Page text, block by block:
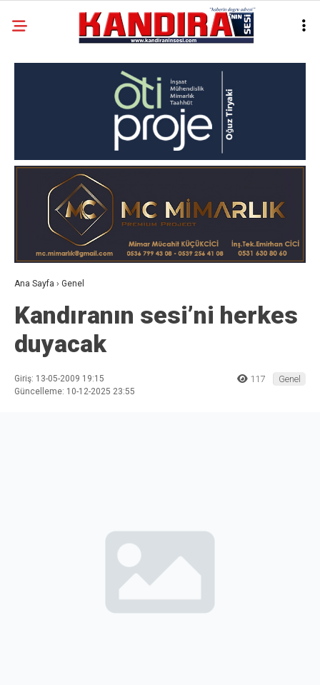
Ana Sayfa › Genel
Kandıranın sesi’ni herkes
duyacak
Giriş: 13-05-2009 19:15
Güncelleme: 10-12-2025 23:55
117 Genel